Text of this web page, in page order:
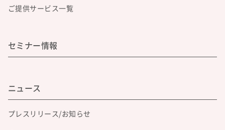
ご提供サービス一覧
セミナー情報
ニュース
プレスリリース/お知らせ